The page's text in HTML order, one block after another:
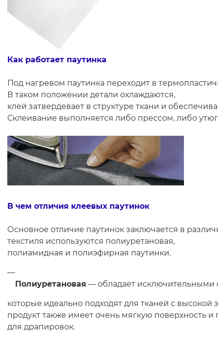
Как работает паутинка
Под нагревом паутинка переходит в
В таком положении детали охлаждаются,
клей затвердевает в структуре ткани и
Склеивание выполняется либо прессом, либо
В чем отличия клеевых паутинок
Основное отличие паутинок заключается в
текстиля используются полиуретановая,
полиамидная и полиэфирная паутинки.
Полиуретановая — обладает исключительными
которые идеально подходят для тканей с высокой
продукт также имеет очень мягкую поверхность
для драпировок.